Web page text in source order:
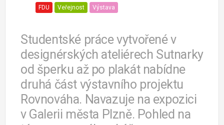
FDU Veřejnost Výstava
Studentské práce vytvořené v
designérských ateliérech Sutnarky
od šperku až po plakát nabídne
druhá část výstavního projektu
Rovnováha. Navazuje na expozici
v Galerii města Plzně. Pohled na